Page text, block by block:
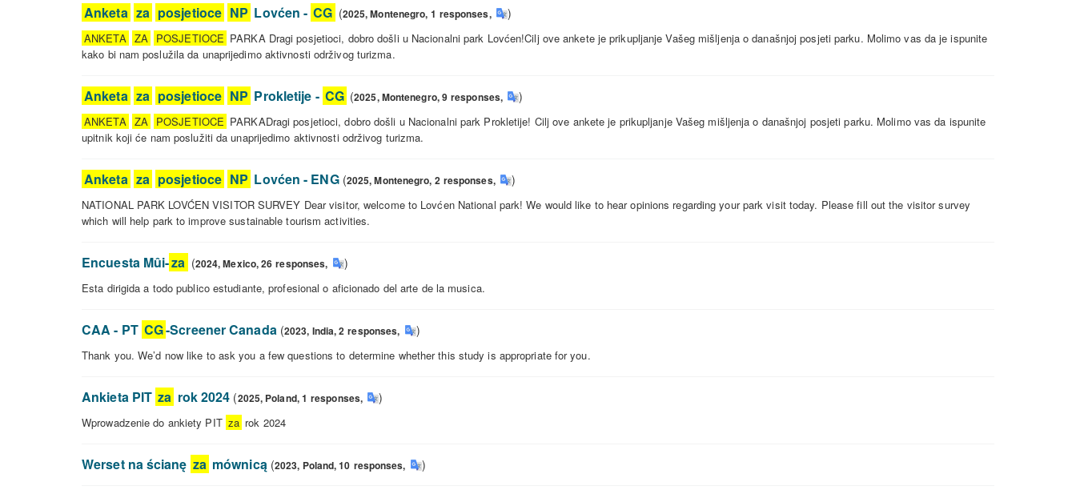
za
posjetioce
NP
Durmitor
CG
Anketa za posjetioce NP Lovćen - CG (2025,Montenegro, 1 responses, )
ANKETA ZA POSJETIOCE PARKA Dragi posjetioci, dobro došli u Nacionalni park Lovćen!Cilj ove ankete je prikupljanje Vašeg mišljenja o današnjoj posjeti parku. Molimo vas da je ispunite
kako bi nam poslužila da unaprijedimo aktivnosti održivog turizma.
za
posjetioce
NP
Lovćen
CG
Anketa za posjetioce NP Prokletije - CG (2025,Montenegro,9 responses, )
ANKETA ZA POSJETIOCE PARKADragi posjetioci, dobro došli u Nacionalni park Prokletije! Cilj ove ankete je prikupljanje Vašeg mišljenja o današnjoj posjeti parku. Molimo vas da ispunite
upitnik koji će nam poslužiti da unaprijedimo aktivnosti održivog turizma.
za
posjetioce
NP
Prokletije
Anketa za posjetioce NP Lovćen - ENG (2025,Montenegro, 2 responses, )
NATIONAL PARK LOVĆEN VISITOR SURVEY Dear visitor, welcome to Lovćen National park! We would like to hear opinions regarding your park visit today. Please fill out the visitor survey
which will help park to improve sustainable tourism activities.
posjetioce
NP
ENG
Encuesta Mûi-za (2024,Mexico,26 responses, )
Esta dirigida a todo publico estudiante, profesional o aficionado del arte de la musica.
za
CAA - PT CG-Screener Canada (2023, India,2 responses, )
Thank you. We’d now like to ask you a few questions to determine whether this study is appropriate for you.
PT
CG-
Ankieta PIT za rok 2024 (2025, Poland,1 responses, )
Wprowadzenie do ankiety PIT za rok 2024
za
Werset na ścianę za mównicą (2023, Poland,10 responses,
)